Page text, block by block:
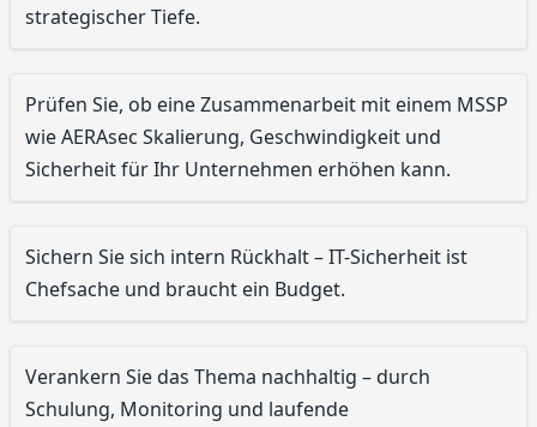
strategischer Tiefe.
Prüfen Sie, ob eine Zusammenarbeit mit einem MSSP
wie AERAsec Skalierung, Geschwindigkeit und
Sicherheit für Ihr Unternehmen erhöhen kann.
Sichern Sie sich intern Rückhalt – IT-Sicherheit ist
Chefsache und braucht ein Budget.
Verankern Sie das Thema nachhaltig – durch
Schulung, Monitoring und laufende